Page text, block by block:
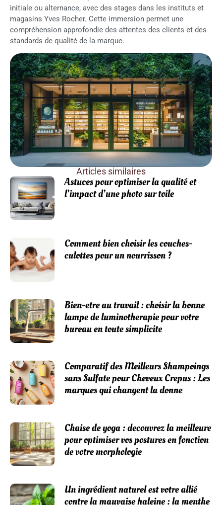
initiale ou alternance, avec des stages dans les instituts et
magasins Yves Rocher. Cette immersion permet une
compréhension approfondie des attentes des clients et des
standards de qualité de la marque.
Articles similaires
Astuces pour optimiser la qualité et
l’impact d’une photo sur toile
Comment bien choisir les couches-
culottes pour un nourrisson ?
Bien-etre au travail : choisir la bonne
lampe de luminotherapie pour votre
bureau en toute simplicite
Comparatif des Meilleurs Shampoings
sans Sulfate pour Cheveux Crepus : Les
marques qui changent la donne
Chaise de yoga : decouvrez la meilleure
pour optimiser vos postures en fonction
de votre morphologie
Un ingrédient naturel est votre allié
contre la mauvaise haleine : la menthe